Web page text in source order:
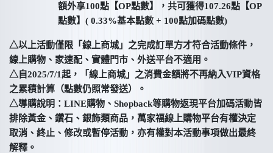
額外享100點【OP點數】，共可獲得107.26點【OP
點數】( 0.33%基本點數 + 100點加碼點數)
△以上活動僅限「線上商城」之完成訂單方才符合活動條件，
線上購物、家速配、實體門市、外送平台不適用。
△自2025/7/1起，「線上商城」之消費金額將不再納入VIP資格
之累積計算（點數仍照常發送）。
△導購說明：LINE購物、Shopback等購物返現平台加碼活動皆
排除黃金、鑽石、銀飾類商品，萬家福線上購物平台有權決定
取消、終止、修改或暫停活動，亦有權對本活動事項做出最終
解釋。